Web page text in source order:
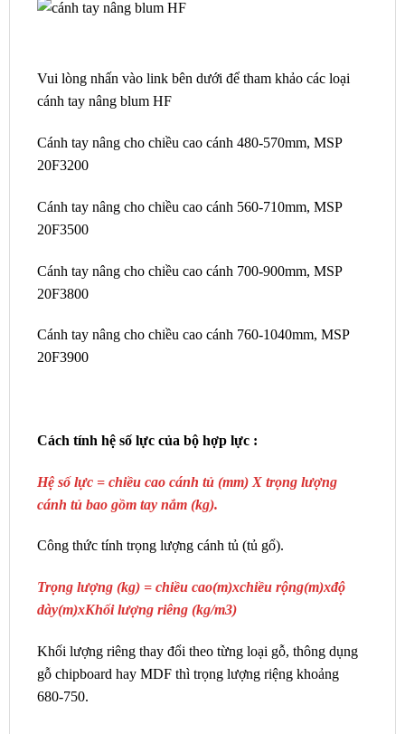
Vui lòng nhấn vào link bên dưới để tham khảo các loại
cánh tay nâng blum HF
Cánh tay nâng cho chiều cao cánh 480-570mm, MSP
20F3200
Cánh tay nâng cho chiều cao cánh 560-710mm, MSP
20F3500
Cánh tay nâng cho chiều cao cánh 700-900mm, MSP
20F3800
Cánh tay nâng cho chiều cao cánh 760-1040mm, MSP
20F3900
Cách tính hệ số lực của bộ hợp lực :
Hệ số lực = chiều cao cánh tủ (mm) X trọng lượng
cánh tủ bao gồm tay nắm (kg).
Công thức tính trọng lượng cánh tủ (tủ gổ).
Trọng lượng (kg) = chiều cao(m)xchiều rộng(m)xđộ
dày(m)xKhối lượng riêng (kg/m3)
Khối lượng riêng thay đổi theo từng loại gỗ, thông dụng
gỗ chipboard hay MDF thì trọng lượng riệng khoảng
680-750.